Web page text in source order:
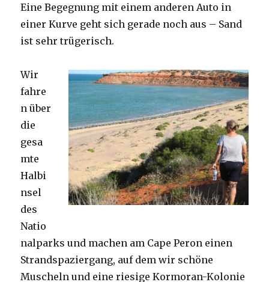
Eine Begegnung mit einem anderen Auto in
einer Kurve geht sich gerade noch aus – Sand
ist sehr trügerisch.
Wir
fahre
n über
die
gesa
mte
Halbi
nsel
des
Natio
nalparks und machen am Cape Peron einen
Strandspaziergang, auf dem wir schöne
Muscheln und eine riesige Kormoran-Kolonie